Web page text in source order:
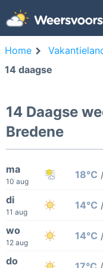
Home
14 daagse
14 Daagse
Bredene
ma
10 aug
18°C
di
11 aug
14°C
wo
12 aug
14°C
do